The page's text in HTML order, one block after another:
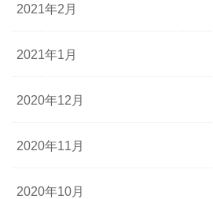
2021年2月
2021年1月
2020年12月
2020年11月
2020年10月